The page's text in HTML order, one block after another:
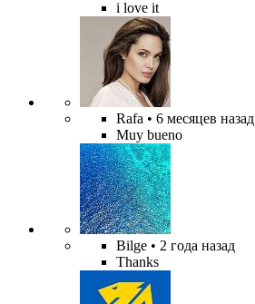
i love it
Rafa • 6 месяцев назад
Muy bueno
Bilge • 2 года назад
Thanks